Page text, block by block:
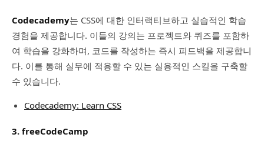
Codecademy는 CSS에 대한 인터랙티브하고 실습적인 학습
경험을 제공합니다. 이들의 강의는 프로젝트와 퀴즈를 포함하
여 학습을 강화하며, 코드를 작성하는 즉시 피드백을 제공합니
다. 이를 통해 실무에 적용할 수 있는 실용적인 스킬을 구축할
수 있습니다.
Codecademy: Learn CSS
3. freeCodeCamp